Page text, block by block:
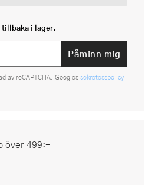
tillbaka i lager.
Påminn mig
av reCAPTCHA. Googles sekretesspolicy
över 499:-